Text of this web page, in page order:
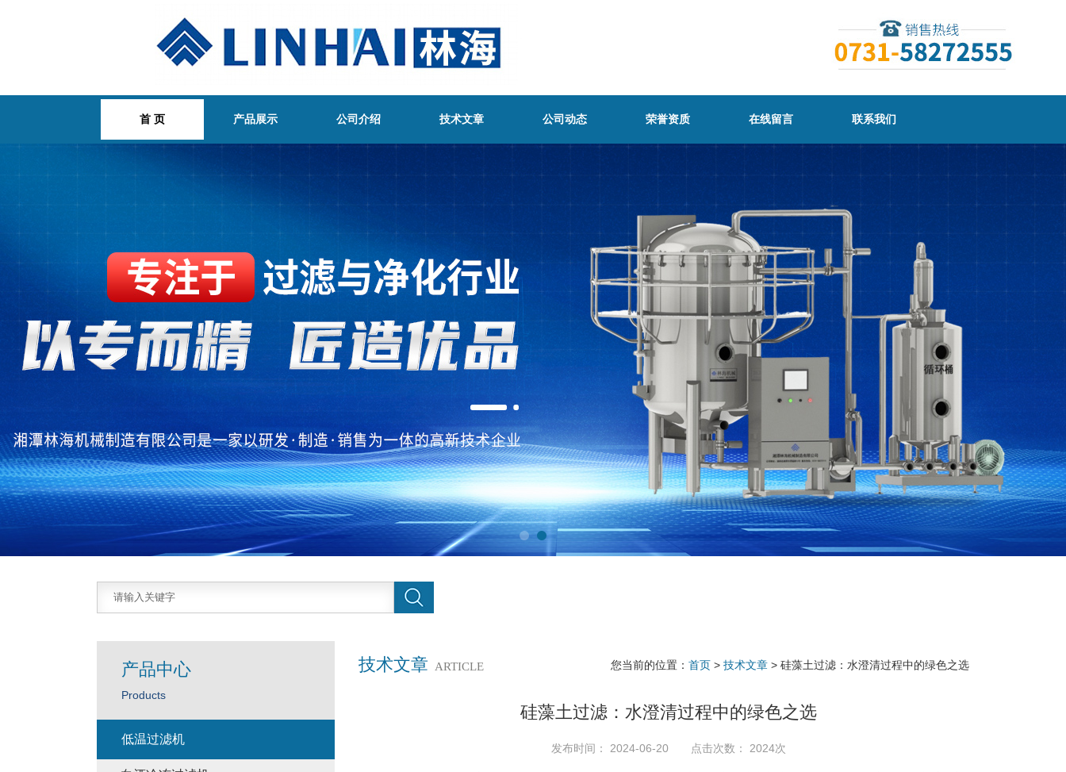
首 页 产品展示 公司介绍 技术文章 公司动态 荣誉资质 在线留言 联系我们
技术文章 ARTICLE 您当前的位置： 首页 > 技术文章 > 硅藻土过滤：水澄清过程中的绿色之选
硅藻土过滤：水澄清过程中的绿色之选
发布时间： 2024-06-20 点击次数： 2024次
产品中心
Products
低温过滤机